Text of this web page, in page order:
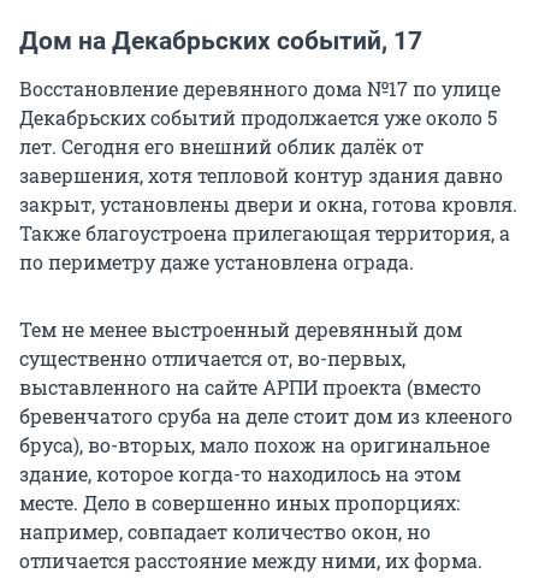
Дом на Декабрьских событий, 17
Восстановление деревянного дома №17 по улице
Декабрьских событий продолжается уже около 5
лет. Сегодня его внешний облик далёк от
завершения, хотя тепловой контур здания давно
закрыт, установлены двери и окна, готова кровля.
Также благоустроена прилегающая территория, а
по периметру даже установлена ограда.
Тем не менее выстроенный деревянный дом
существенно отличается от, во-первых,
выставленного на сайте АРПИ проекта (вместо
бревенчатого сруба на деле стоит дом из клееного
бруса), во-вторых, мало похож на оригинальное
здание, которое когда-то находилось на этом
месте. Дело в совершенно иных пропорциях:
например, совпадает количество окон, но
отличается расстояние между ними, их форма.